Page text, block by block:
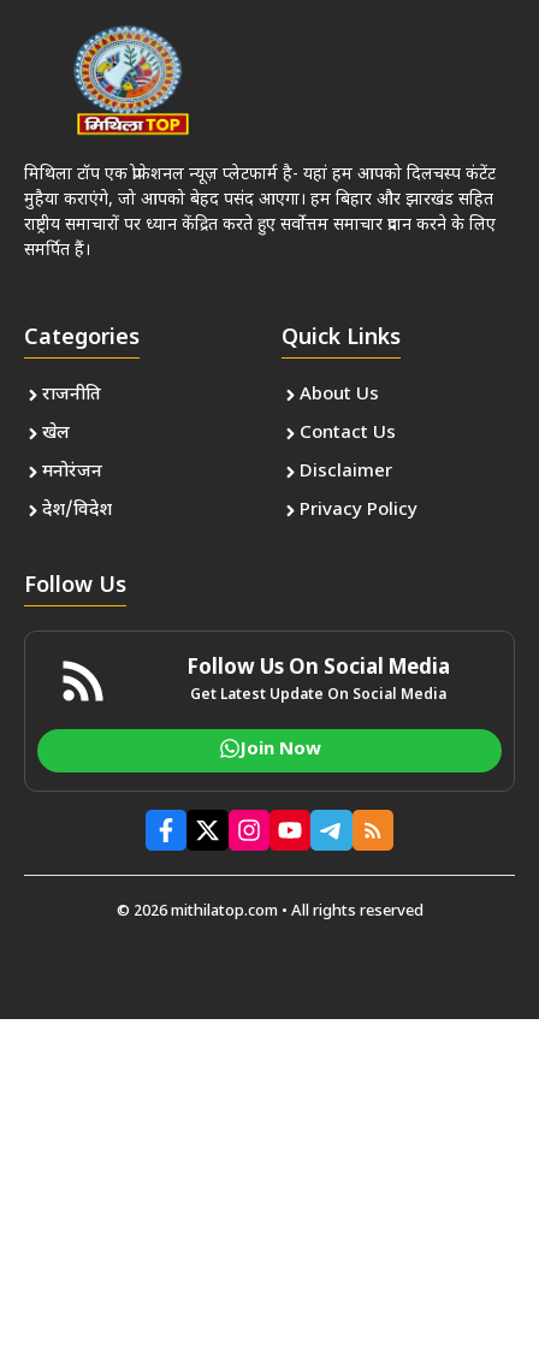
मिथिला टॉप एक प्रोफेशनल न्यूज़ प्लेटफार्म है- यहां हम आपको दिलचस्प कंटेंट
मुहैया कराएंगे, जो आपको बेहद पसंद आएगा। हम बिहार और झारखंड सहित
राष्ट्रीय समाचारों पर ध्यान केंद्रित करते हुए सर्वोत्तम समाचार प्रदान करने के लिए
समर्पित हैं।
Categories
राजनीति
खेल
मनोरंजन
देश/विदेश
Quick Links
About Us
Contact Us
Disclaimer
Privacy Policy
Follow Us
Follow Us On Social Media
Get Latest Update On Social Media
Join Now
© 2026 mithilatop.com • All rights reserved